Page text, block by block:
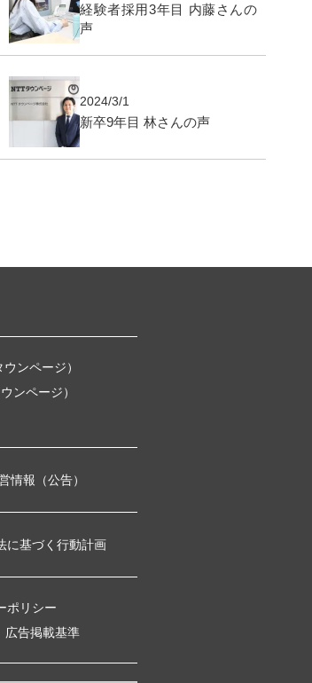
経験者採用3年目 内藤さんの
声
2024/3/1
新卒9年目 林さんの声
ンページ）
ンページ）
情報（公告）
に基づく行動計画
ポリシー
広告掲載基準